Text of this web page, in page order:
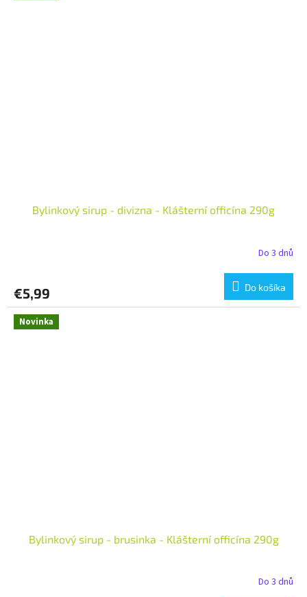
Bylinkový sirup - divizna - Klášterní officína 290g
Do 3 dnů
€5,99 Do košíka
Novinka
Bylinkový sirup - brusinka - Klášterní officína 290g
Do 3 dnů